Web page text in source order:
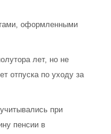
оформленными
лет, но не
отпуска по уходу за
при
пенсии в